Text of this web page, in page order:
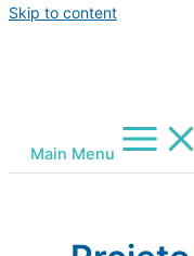
Skip to content
Main Menu